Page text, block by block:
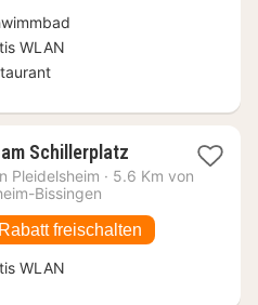
WLAN
Schillerplatz1
Nacht
€
Pleidelsheim · 5.6 Km von
Bissingen
Rabatt freischalten
WLAN